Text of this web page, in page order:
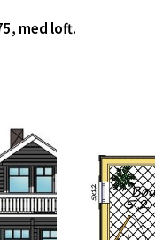
med loft.